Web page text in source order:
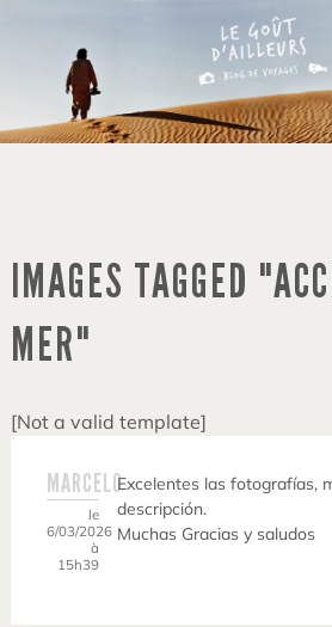
IMAGES TAGGED
MER"
[Not a valid template]
MARCELO
le
6/03/2026
à
15h39
Excelentes las fotografías,
descripción.
Muchas Gracias y saludos